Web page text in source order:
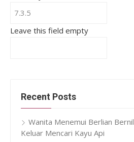
Leave this field empty
Recent Posts
Wanita Menemui Berlian
Keluar Mencari Kayu Api